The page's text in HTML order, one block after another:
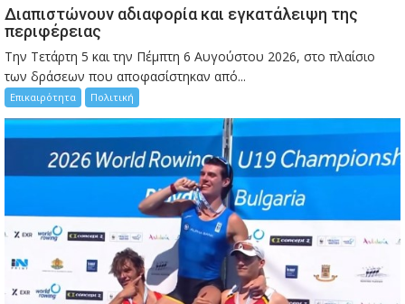
Διαπιστώνουν αδιαφορία και εγκατάλειψη της
περιφέρειας
Την Τετάρτη 5 και την Πέμπτη 6 Αυγούστου 2026, στο πλαίσιο
των δράσεων που αποφασίστηκαν από...
Επικαιρότητα Πολιτική